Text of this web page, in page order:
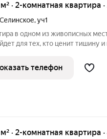
м² · 2-комнатная квартира
,уч1
в одном из живописных
для тех, кто ценит тишину
в окружении природы в
телефон
м² · 2-комнатная квартира